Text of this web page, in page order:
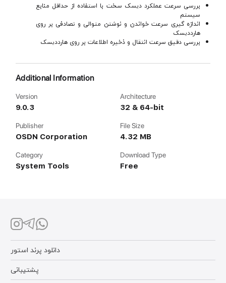
بررسی سرعت عملکرد دیسک سخت با استفاده از حداقل منابع
سیستم
اندازه گیری سرعت خواندن و نوشتن متوالی و تصادفی بر روی
هارددیسک
بررسی دقیق سرعت انتقال و ذخیره اطلاعات بر روی هارددیسک
Additional Information
Version
9.0.3
Architecture
32 & 64-bit
Publisher
OSDN Corporation
File Size
4.32 MB
Category
System Tools
Download Type
Free
پشتیبانی
دانلود پرند استور